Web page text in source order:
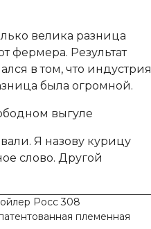
велика разница
фермера. Результат
в том, что индустрия
была огромной.
выгуле
Я назову курицу
слово. Другой
Росс 308
племенная